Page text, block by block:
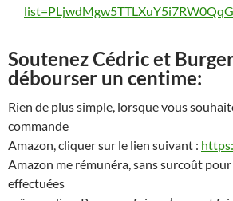
Soutenez Cédric et
débourser un centime:
Rien de plus simple, lorsque vous
commande
Amazon, cliquer sur le lien suivant :
Amazon me rémunéra, sans surcoût
effectuées